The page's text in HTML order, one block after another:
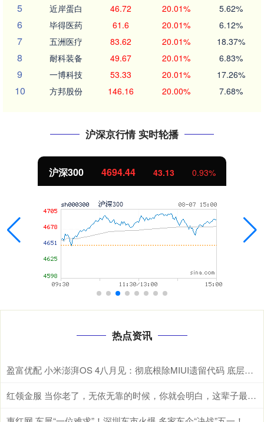
5 近岸蛋白 46.72 20.01% 5.62%
6 毕得医药 61.6 20.01% 6.12%
7 五洲医疗 83.62 20.01% 18.37%
8 耐科装备 49.67 20.01% 6.83%
9 一博科技 53.33 20.01% 17.26%
10 方邦股份 146.16 20.00% 7.68%
沪深京行情 实时轮播
北证50 1134.24 11.37 1.01%
热点资讯
盈富优配 小米澎湃OS 4八月见：彻底根除MIUI遗留代码 底层焕然一新
红领金服 当你老了，无依无靠的时候，你就会明白，这辈子最亲的，除了父母儿女，伴侣和知己，还有自己身上的这4种能力